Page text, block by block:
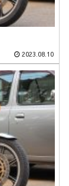
2023.08.10